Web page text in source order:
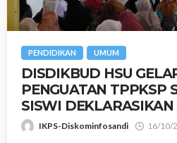
PENDIDIKAN UMUM
DISDIKBUD HSU
PENGUATAN TPPKSP
SISWI
IKPS-Diskominfosandi 16/10/